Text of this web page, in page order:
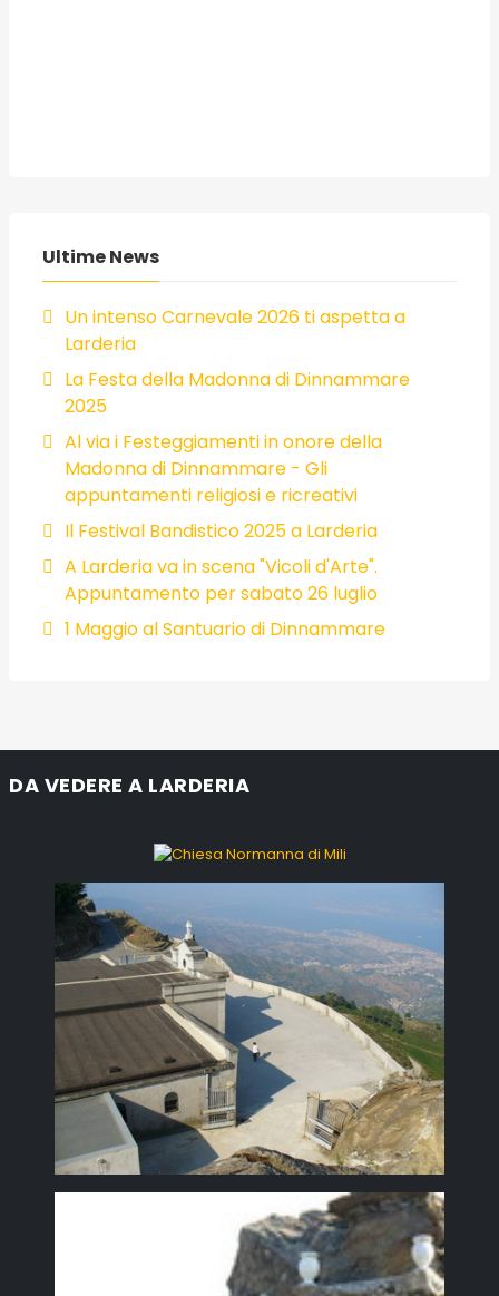
Ultime News
Un intenso Carnevale 2026 ti aspetta a
Larderia
La Festa della Madonna di Dinnammare
2025
Al via i Festeggiamenti in onore della
Madonna di Dinnammare - Gli
appuntamenti religiosi e ricreativi
Il Festival Bandistico 2025 a Larderia
A Larderia va in scena "Vicoli d'Arte".
Appuntamento per sabato 26 luglio
1 Maggio al Santuario di Dinnammare
DA VEDERE A LARDERIA